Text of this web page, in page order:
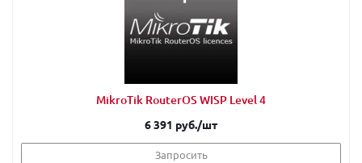
MikroTik RouterOS WISP Level 4
6 391 руб./шт
Запросить